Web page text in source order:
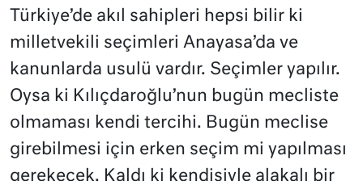
Türkiye’de akıl sahipleri hepsi bilir ki
milletvekili seçimleri Anayasa’da ve
kanunlarda usulü vardır. Seçimler yapılır.
Oysa ki Kılıçdaroğlu’nun bugün mecliste
olmaması kendi tercihi. Bugün meclise
girebilmesi için erken seçim mi yapılması
gerekecek. Kaldı ki kendisiyle alakalı bir